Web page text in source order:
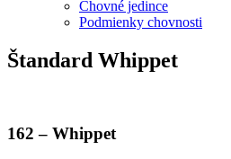
Chovné jedince
Podmienky chovnosti
Štandard Whippet
162 – Whippet